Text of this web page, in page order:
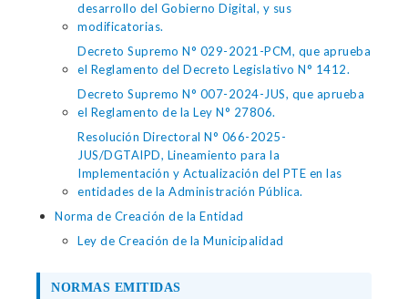
desarrollo del Gobierno Digital, y sus
modificatorias.
Decreto Supremo N° 029-2021-PCM, que aprueba
el Reglamento del Decreto Legislativo N° 1412.
Decreto Supremo N° 007-2024-JUS, que aprueba
el Reglamento de la Ley N° 27806.
Resolución Directoral N° 066-2025-
JUS/DGTAIPD, Lineamiento para la
Implementación y Actualización del PTE en las
entidades de la Administración Pública.
Norma de Creación de la Entidad
Ley de Creación de la Municipalidad
NORMAS EMITIDAS